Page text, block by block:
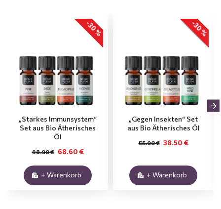
-30 %
„Starkes Immunsystem“
Set aus Bio Ätherisches
Öl
68.60 €
98.00 €
+ Warenkorb
-30 %
„Gegen Insekten“ Set
aus Bio Ätherisches Öl
38.50 €
55.00 €
+ Warenkorb